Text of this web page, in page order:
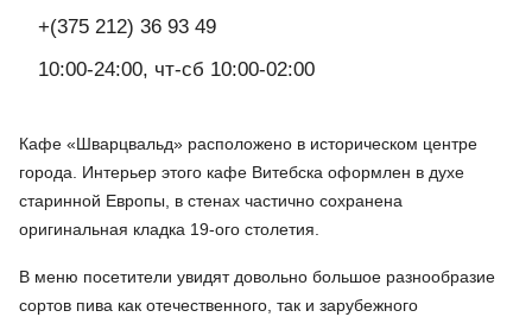
+(375 212) 36 93 49
10:00-24:00, чт-сб 10:00-02:00
Кафе «Шварцвальд» расположено в историческом центре
города. Интерьер этого кафе Витебска оформлен в духе
старинной Европы, в стенах частично сохранена
оригинальная кладка 19-ого столетия.
В меню посетители увидят довольно большое разнообразие
сортов пива как отечественного, так и зарубежного